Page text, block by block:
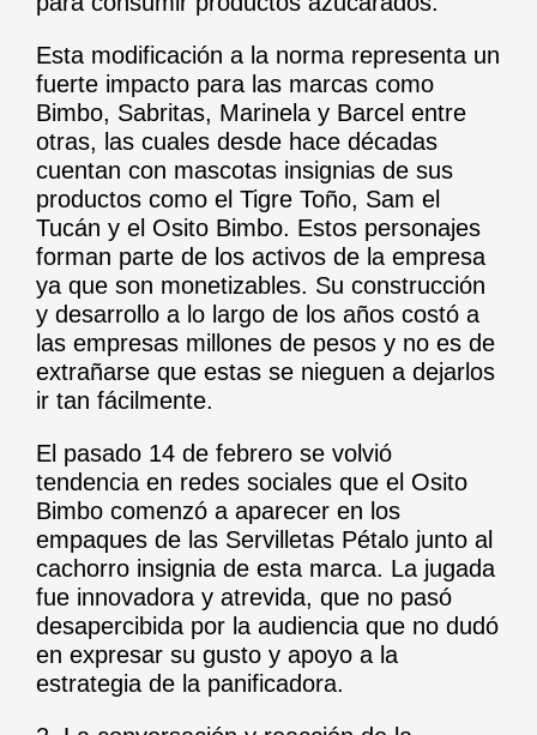
Esta modificación a la norma representa un
fuerte impacto para las marcas como
Bimbo, Sabritas, Marinela y Barcel entre
otras, las cuales desde hace décadas
cuentan con mascotas insignias de sus
productos como el Tigre Toño, Sam el
Tucán y el Osito Bimbo. Estos personajes
forman parte de los activos de la empresa
ya que son monetizables. Su construcción
y desarrollo a lo largo de los años costó a
las empresas millones de pesos y no es de
extrañarse que estas se nieguen a dejarlos
ir tan fácilmente.
El pasado 14 de febrero se volvió
tendencia en redes sociales que el Osito
Bimbo comenzó a aparecer en los
empaques de las Servilletas Pétalo junto al
cachorro insignia de esta marca. La jugada
fue innovadora y atrevida, que no pasó
desapercibida por la audiencia que no dudó
en expresar su gusto y apoyo a la
estrategia de la panificadora.